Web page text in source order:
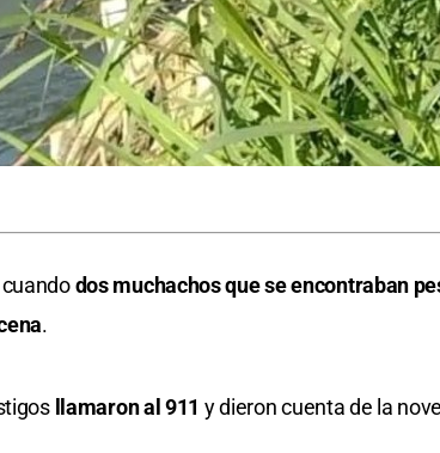
dos muchachos que se encontraban
.
llamaron al 911 y dieron cuenta de la